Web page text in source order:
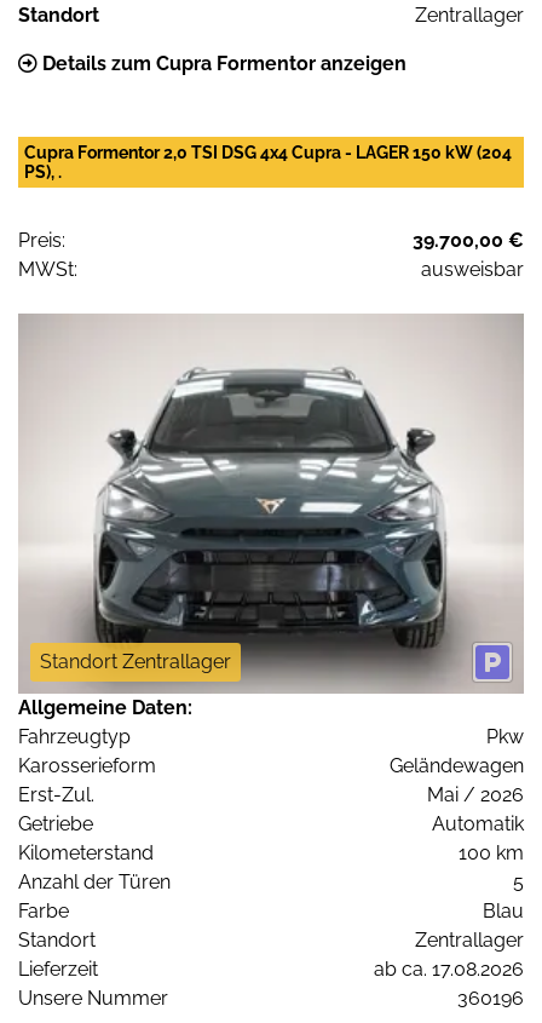
Standort Zentrallager
Details zum Cupra Formentor anzeigen
Cupra Formentor 2,0 TSI DSG 4x4 Cupra - LAGER 150 kW (204
PS), .
Preis:
39.700,00 €
MWSt:
ausweisbar
Standort Zentrallager
Allgemeine Daten:
Fahrzeugtyp
Pkw
Karosserieform
Geländewagen
Erst-Zul.
Mai / 2026
Getriebe
Automatik
Kilometerstand
100 km
Anzahl der Türen
5
Farbe
Blau
Standort
Zentrallager
Lieferzeit
ab ca. 17.08.2026
Unsere Nummer
360196